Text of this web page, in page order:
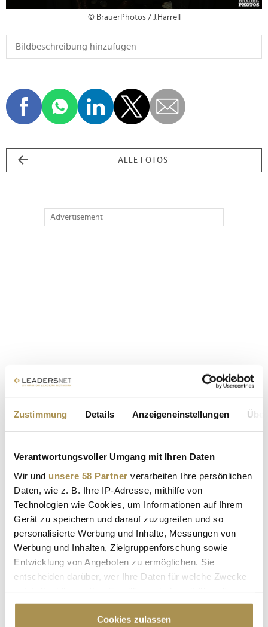
Zustimmung Details Anzeigeneinstellungen
Verantwortungsvoller Umgang mit Ihren Daten
Wir und unsere 58 Partner verarbeiten Ihre persönlichen
Daten, wie z. B. Ihre IP-Adresse, mithilfe von
Technologien wie Cookies, um Informationen auf Ihrem
Gerät zu speichern und darauf zuzugreifen und so
personalisierte Werbung und Inhalte, Messungen von
Werbung und Inhalten, Zielgruppenforschung sowie
Entwicklung von Angeboten zu ermöglichen. Sie
entscheiden darüber, wer Ihre Daten für welche Zwecke
Cookie-Erklärung oder durch Klicken auf das Privacy
Trigger Symbol ändern oder widerrufen
Cookies zulassen
© BrauerPhotos / J.Harrell
ALLE FOTOS
Advertisement